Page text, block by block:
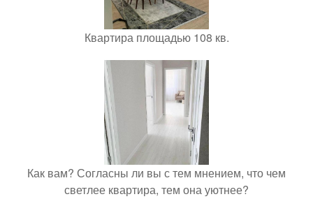
Квартира площадью 108 кв.
Как вам? Согласны ли вы с тем мнением, что чем
светлее квартира, тем она уютнее?